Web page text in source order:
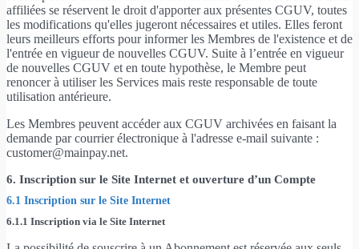
affiliées se réservent le droit d'apporter aux présentes CGUV, toutes
les modifications qu'elles jugeront nécessaires et utiles. Elles feront
leurs meilleurs efforts pour informer les Membres de l'existence et de
l'entrée en vigueur de nouvelles CGUV. Suite à l’entrée en vigueur
de nouvelles CGUV et en toute hypothèse, le Membre peut
renoncer à utiliser les Services mais reste responsable de toute
utilisation antérieure.
Les Membres peuvent accéder aux CGUV archivées en faisant la
demande par courrier électronique à l'adresse e-mail suivante :
customer@mainpay.net.
6. Inscription sur le Site Internet et ouverture d’un Compte
6.1 Inscription sur le Site Internet
6.1.1 Inscription via le Site Internet